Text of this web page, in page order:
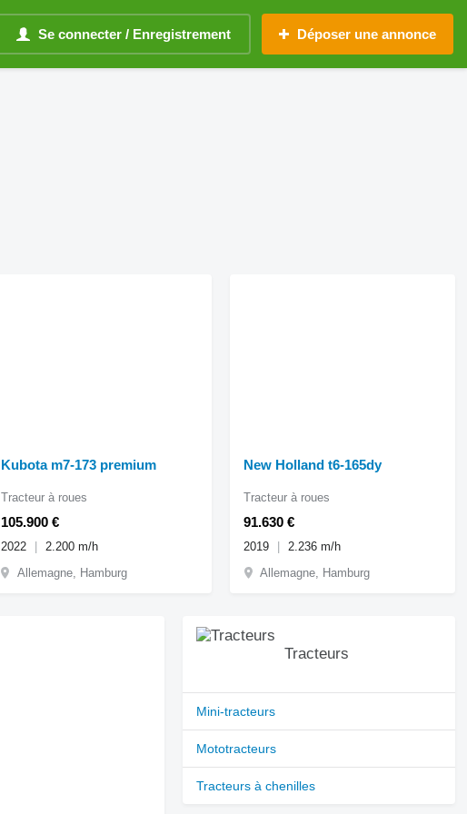
Se connecter / Enregistrement Déposer une annonce
Kubota m7-173 premium
105.900 €
Tracteur à roues
2022
2.200 m/h
Allemagne, Hamburg
New Holland t6-165dy
91.630 €
Tracteur à roues
2019
2.236 m/h
Allemagne, Hamburg
Tracteurs
Mini-tracteurs
Mototracteurs
Tracteurs à chenilles